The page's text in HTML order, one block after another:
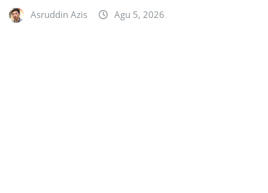
Asruddin Azis Agu 5, 2026